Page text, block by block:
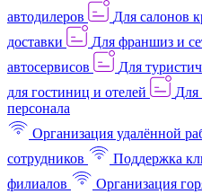
автодилеров
Для салонов
доставки
Для франшиз и
автосервисов
Для
для гостиниц и отелей
Для
персонала
Организация удалённой
сотрудников
Поддержка
филиалов
Организация